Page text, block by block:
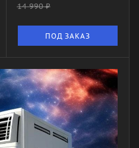
14 990₽
ПОД ЗАКАЗ